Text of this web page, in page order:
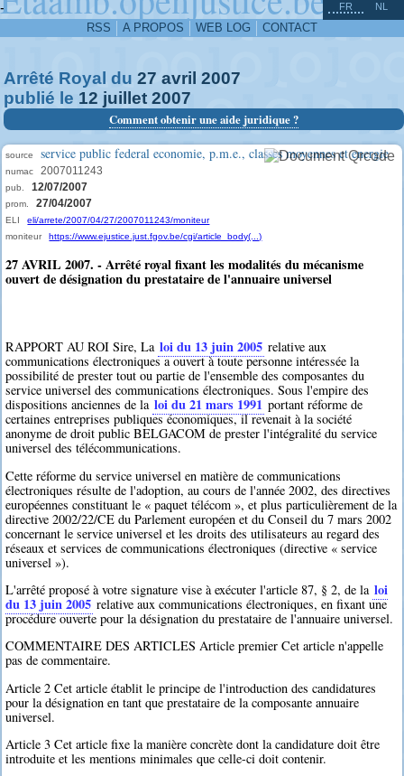
-
RSS A PROPOS WEB LOG CONTACT
FR NL
Arrêté Royal du 27 avril 2007
publié le 12 juillet 2007
Comment obtenir une aide juridique ?
source service public federal economie, p.m.e., classes moyennes et energie
numac 2007011243
pub. 12/07/2007
prom. 27/04/2007
ELI
eli/arrete/2007/04/27/2007011243/moniteur
moniteur
https://www.ejustice.just.fgov.be/cgi/article_body(...)
27 AVRIL 2007. - Arrêté royal fixant les modalités du mécanisme
ouvert de désignation du prestataire de l'annuaire universel
RAPPORT AU ROI Sire, La loi du 13 juin 2005 relative aux
communications électroniques a ouvert à toute personne intéressée la
possibilité de prester tout ou partie de l'ensemble des composantes du
service universel des communications électroniques. Sous l'empire des
dispositions anciennes de la loi du 21 mars 1991 portant réforme de
certaines entreprises publiques économiques, il revenait à la société
anonyme de droit public BELGACOM de prester l'intégralité du service
universel des télécommunications.
Cette réforme du service universel en matière de communications
électroniques résulte de l'adoption, au cours de l'année 2002, des directives
européennes constituant le « paquet télécom », et plus particulièrement de la
directive 2002/22/CE du Parlement européen et du Conseil du 7 mars 2002
concernant le service universel et les droits des utilisateurs au regard des
réseaux et services de communications électroniques (directive « service
universel »).
L'arrêté proposé à votre signature vise à exécuter l'article 87, § 2, de la loi
du 13 juin 2005 relative aux communications électroniques, en fixant une
procédure ouverte pour la désignation du prestataire de l'annuaire universel.
COMMENTAIRE DES ARTICLES Article premier Cet article n'appelle
pas de commentaire.
Article 2 Cet article établit le principe de l'introduction des candidatures
pour la désignation en tant que prestataire de la composante annuaire
universel.
Article 3 Cet article fixe la manière concrète dont la candidature doit être
introduite et les mentions minimales que celle-ci doit contenir.
^